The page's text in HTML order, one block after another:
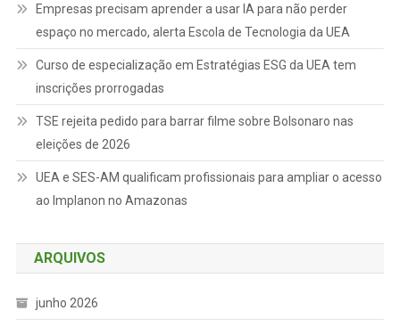
Empresas precisam aprender a usar IA para não perder
espaço no mercado, alerta Escola de Tecnologia da UEA
Curso de especialização em Estratégias ESG da UEA tem
inscrições prorrogadas
TSE rejeita pedido para barrar filme sobre Bolsonaro nas
eleições de 2026
UEA e SES-AM qualificam profissionais para ampliar o acesso
ao Implanon no Amazonas
ARQUIVOS
junho 2026